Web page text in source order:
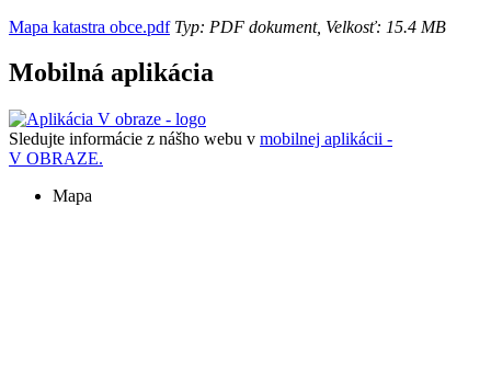
Mapa katastra obce.pdfTyp: PDF dokument, Velkosť: 15.4 MB
Mobilná aplikácia
Sledujte informácie z nášho webu v mobilnej aplikácii -
V OBRAZE.
Mapa